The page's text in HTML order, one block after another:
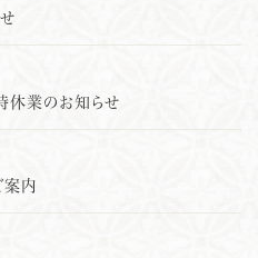
休業のお知らせ
案内